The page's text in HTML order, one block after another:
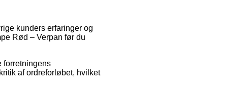
kunders erfaringer og
Rød – Verpan før du
forretningens
af ordreforløbet, hvilket